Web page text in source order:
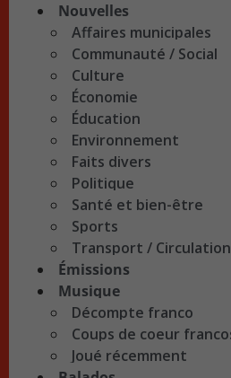
Nouvelles
Affaires municipales
Communauté / Social
Culture
Économie
Éducation
Environnement
Faits divers
Politique
Santé et bien-être
Sports
Transport / Circulation
Émissions
Musique
Décompte franco
Coups de coeur
Joué récemment